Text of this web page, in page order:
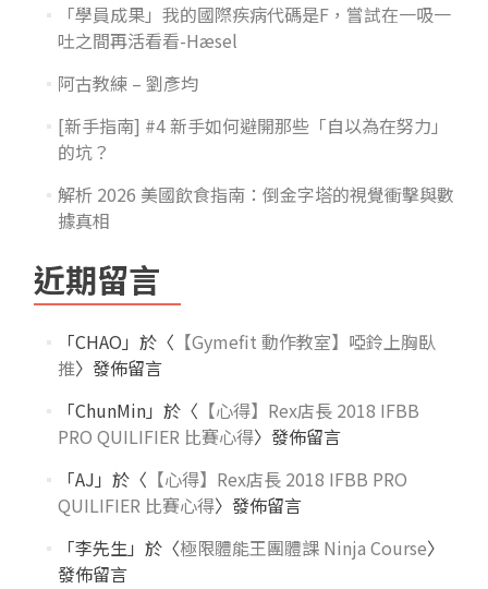
「學員成果」我的國際疾病代碼是F，嘗試在一吸一
吐之間再活看看-Hæsel
阿古教練 – 劉彥均
[新手指南] #4 新手如何避開那些「自以為在努力」
的坑？
解析 2026 美國飲食指南：倒金字塔的視覺衝擊與數
據真相
近期留言
「CHAO 」於〈 【Gymefit 動作教室】啞鈴上胸臥
推〉發佈留言
「ChunMin」於〈 【心得】Rex店長 2018 IFBB
PRO QUILIFIER 比賽心得〉發佈留言
「AJ 」於〈 【心得】Rex店長 2018 IFBB PRO
QUILIFIER 比賽心得〉發佈留言
「李先生」於〈極限體能王團體課 Ninja Course〉
發佈留言